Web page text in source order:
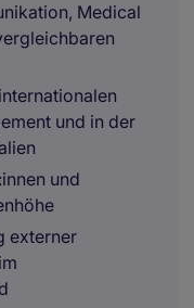
Medical
und in der
und
externer